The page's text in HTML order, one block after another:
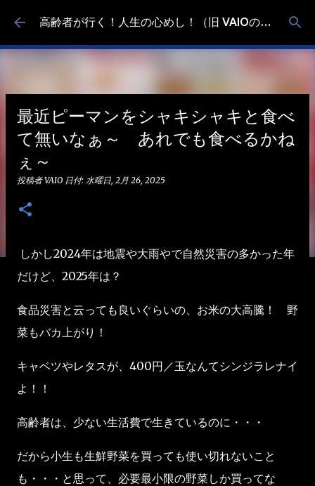
スキップしてメイン コンテンツに移動 高齢者が行く！人生の心めし！（旧 VAIOの食べ歩き）
最近ピーマンをシャキシャキと食べ
て無いなぁ～ あれでも食べるかね
ぇ～
投稿者VAIO 日付: 水曜日, 2月 26, 2025
しかし2024年は地震や大雨やで自然災害の多かった年
だけど、2025年は？
食品災害と云っても良いぐらいの、お米の大高騰！ 野
菜もバカ上がり！
キャベツやレタスが、400円／玉なんてシンジラレナイ
よ！！
高齢者は、少ない生活費で生きているのに・・・
だから小生も生鮮野菜を買っても使い切れないこと
も・・・と思って、必要最小限の野菜しか買ってな